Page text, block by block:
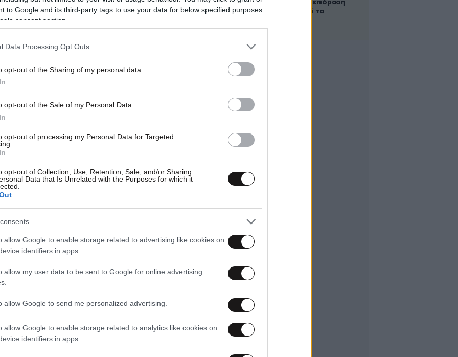
to Google and its third-party tags to use your data for below specified purposes
consent section.
Data Processing Opt Outs
opt-out of the Sharing of my personal data.
opt-out of the Sale of my Personal Data.
opt-out of processing my Personal Data for Targeted
opt-out of Collection, Use, Retention, Sale, and/or Sharing
Data that Is Unrelated with the Purposes for which it
allow Google to enable storage related to advertising like cookies on
identifiers in apps.
allow my user data to be sent to Google for online advertising
allow Google to send me personalized advertising.
allow Google to enable storage related to analytics like cookies on
identifiers in apps.
σε προγνωστικά μοντέλα ανάλυσης κινδύνου
που θα «σαρώνουν» οικονομικές
μοτίβα
μπαίνουν επιχειρήσεις υψηλού
εμπορίου αλλά και κυκλώματα ενδοκοινοτικού
χώρες
ελέγχους για παράνομες αγροτικές ενισχύσεις,
καταθέσεων και περιουσιακών
πληροφοριών με περισσότερες από
ευεργετική επίδραση
του Δία από το